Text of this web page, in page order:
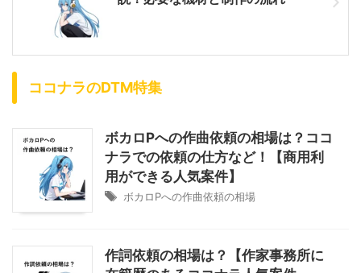
ココナラのDTM特集
ボカロPへの作曲依頼の相場は？ココ
ナラでの依頼の仕方など！【商用利
用ができる人気案件】
ボカロPへの作曲依頼の相場
作詞依頼の相場は？【作家事務所に